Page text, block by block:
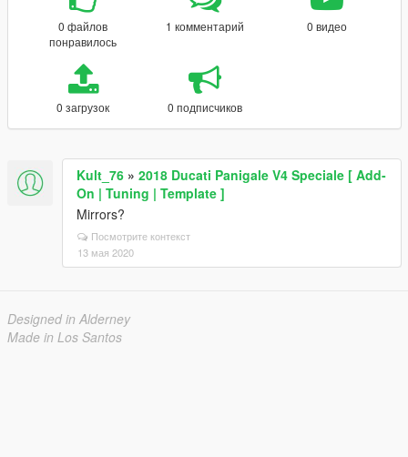
0 файлов
понравилось
1 комментарий 0 видео
0 загрузок 0 подписчиков
Kult_76 » 2018 Ducati Panigale V4 Speciale [ Add-
On | Tuning | Template ]
Mirrors?
Посмотрите контекст
13 мая 2020
Designed in Alderney
Made in Los Santos